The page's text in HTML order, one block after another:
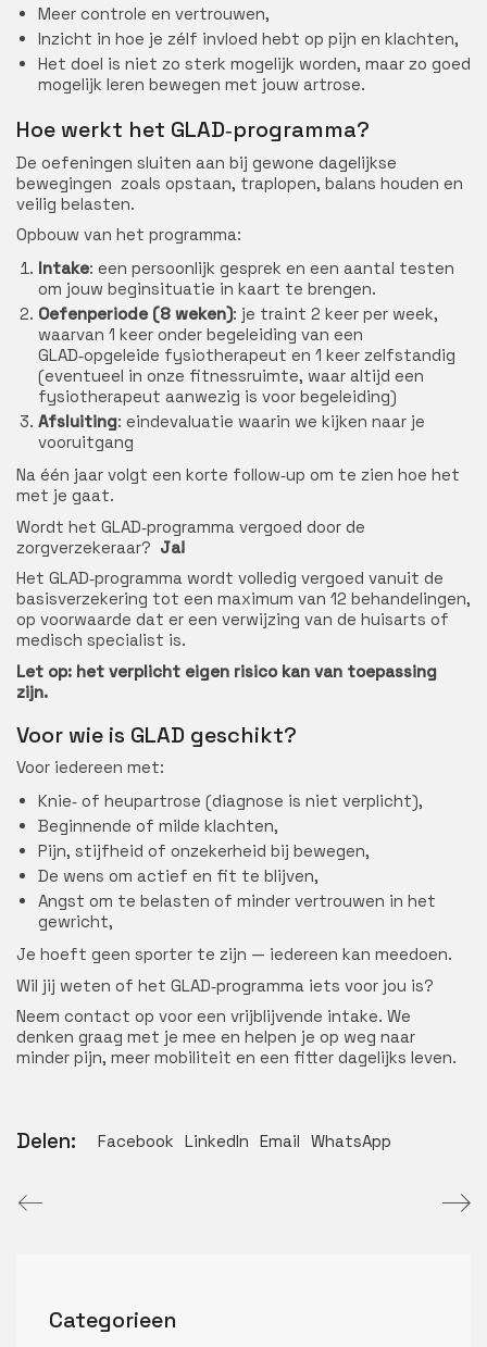
Meer controle en vertrouwen,
Inzicht in hoe je zélf invloed hebt op pijn en klachten,
Het doel is niet zo sterk mogelijk worden, maar zo goed
mogelijk leren bewegen met jouw artrose.
Hoe werkt het GLAD‑programma?
De oefeningen sluiten aan bij gewone dagelijkse
bewegingen zoals opstaan, traplopen, balans houden en
veilig belasten.
Opbouw van het programma:
Intake: een persoonlijk gesprek en een aantal testen
om jouw beginsituatie in kaart te brengen.
Oefenperiode (8 weken): je traint 2 keer per week,
waarvan 1 keer onder begeleiding van een
GLAD‑opgeleide fysiotherapeut en 1 keer zelfstandig
(eventueel in onze fitnessruimte, waar altijd een
fysiotherapeut aanwezig is voor begeleiding)
Afsluiting: eindevaluatie waarin we kijken naar je
vooruitgang
Na één jaar volgt een korte follow‑up om te zien hoe het
met je gaat.
Wordt het GLAD‑programma vergoed door de
zorgverzekeraar? Ja!
Het GLAD‑programma wordt volledig vergoed vanuit de
basisverzekering tot een maximum van 12 behandelingen,
op voorwaarde dat er een verwijzing van de huisarts of
medisch specialist is.
Let op: het verplicht eigen risico kan van toepassing
zijn.
Voor wie is GLAD geschikt?
Voor iedereen met:
Knie‑ of heupartrose (diagnose is niet verplicht),
Beginnende of milde klachten,
Pijn, stijfheid of onzekerheid bij bewegen,
De wens om actief en fit te blijven,
Angst om te belasten of minder vertrouwen in het
gewricht,
Je hoeft geen sporter te zijn — iedereen kan meedoen.
Wil jij weten of het GLAD‑programma iets voor jou is?
Neem contact op voor een vrijblijvende intake. We
denken graag met je mee en helpen je op weg naar
minder pijn, meer mobiliteit en een fitter dagelijks leven.
Delen: Facebook LinkedIn Email WhatsApp
Categorieen